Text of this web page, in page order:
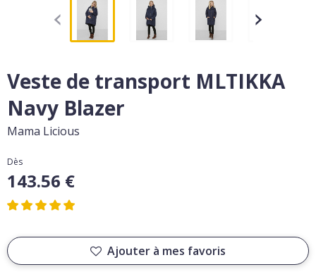
Veste de transport MLTIKKA
Navy Blazer
Mama Licious
Dès
143.56 €
Ajouter à mes favoris